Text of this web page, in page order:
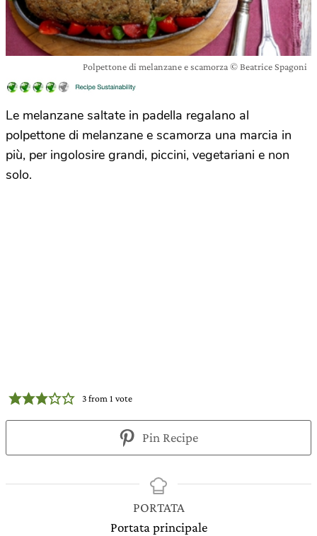
Polpettone di melanzane e scamorza © Beatrice Spagoni
Le melanzane saltate in padella regalano al
polpettone di melanzane e scamorza una marcia in
più, per ingolosire grandi, piccini, vegetariani e non
solo.
3from 1 vote
Pin Recipe
PORTATA
Portata principale